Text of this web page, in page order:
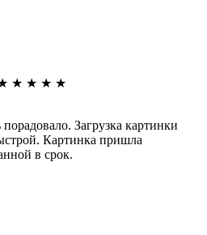
★ ★ ★ ★
Загрузка картинки
Картинка пришла
в срок.